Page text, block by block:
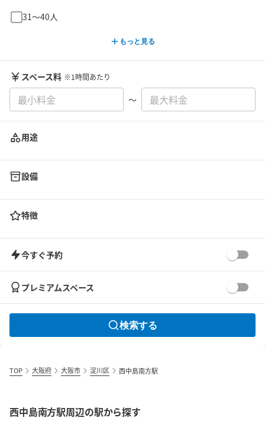
31〜40人
もっと見る
スペース料 ※1時間あたり
〜
用途
設備
特徴
今すぐ予約
プレミアムスペース
検索する
TOP 大阪府 大阪市 淀川区 西中島南方駅
西中島南方駅周辺の駅から探す